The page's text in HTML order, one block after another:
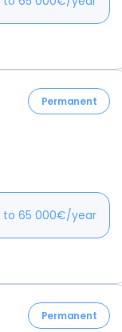
Permanent
to 65 000€/year
Permanent